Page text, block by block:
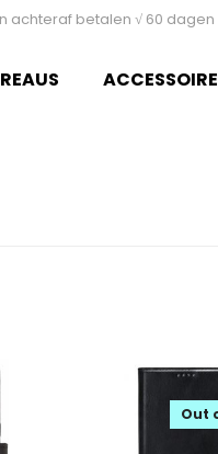
achteraf betalen √ 60
Out